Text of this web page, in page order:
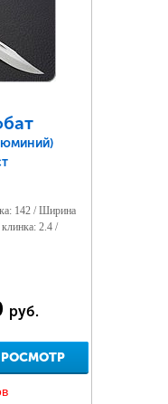
142 / Ширина
2.4 /
руб.